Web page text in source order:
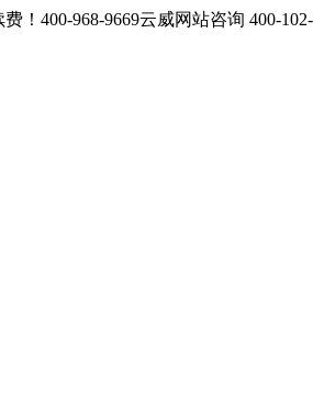
！400-968-9669云威网站咨询 400-